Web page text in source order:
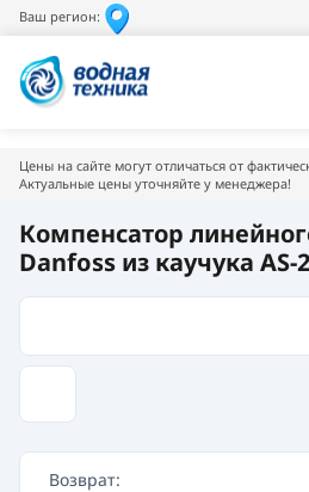
Ваш регион:
Цены на сайте могут отличаться от
Актуальные цены уточняйте у менеджера!
Компенсатор
Danfoss из каучука AS-
Возврат: